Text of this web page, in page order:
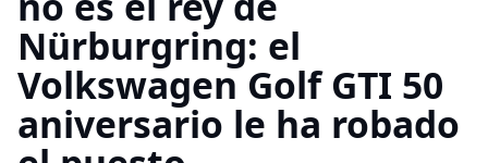
Nürburgring: el
Volkswagen Golf GTI 50
aniversario le ha robado